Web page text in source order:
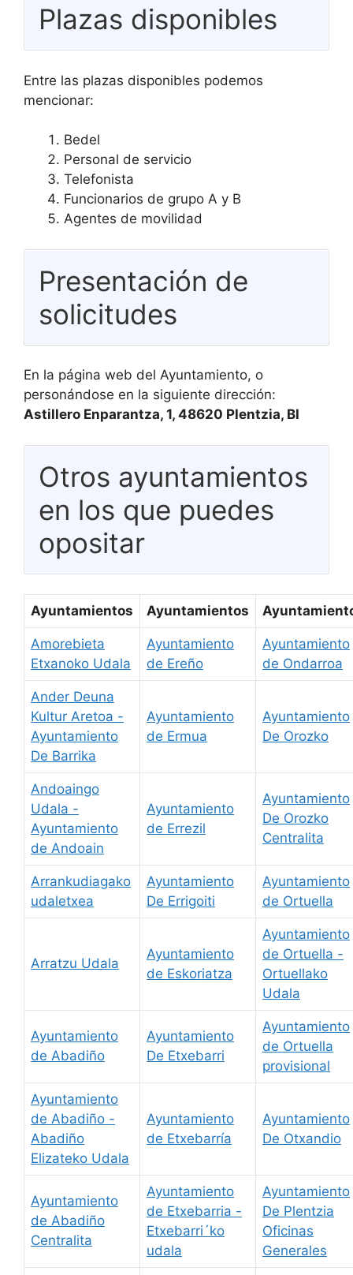
Plazas disponibles
Entre las plazas disponibles podemos
mencionar:
Bedel
Personal de servicio
Telefonista
Funcionarios de grupo A y B
Agentes de movilidad
Presentación de
solicitudes
En la página web del Ayuntamiento, o
personándose en la siguiente dirección:
Astillero Enparantza, 1, 48620 Plentzia, BI
Otros ayuntamientos
en los que puedes
opositar
Ayuntamientos Ayuntamientos
Amorebieta
Etxanoko Udala
Ayuntamiento
de Ereño
Ayuntamiento
de Ondarroa
Ander Deuna
Kultur Aretoa -
Ayuntamiento
De Barrika
Ayuntamiento
de Ermua
Ayuntamiento
De Orozko
Andoaingo
Udala -
Ayuntamiento
de Andoain
Ayuntamiento
de Errezil
Ayuntamiento
De Orozko
Centralita
Arrankudiagako
udaletxea
Ayuntamiento
De Errigoiti
Ayuntamiento
de Ortuella
Arratzu Udala
Ayuntamiento
de Eskoriatza
Ayuntamiento
de Ortuella -
Ortuellako
Udala
Ayuntamiento
de Abadiño
Ayuntamiento
De Etxebarri
Ayuntamiento
de Ortuella
provisional
Ayuntamiento
de Abadiño -
Abadiño
Elizateko Udala
Ayuntamiento
de Etxebarría
Ayuntamiento
De Otxandio
Ayuntamiento
de Abadiño
Centralita
Ayuntamiento
de Etxebarria -
Etxebarri´ko
udala
Ayuntamiento
De Plentzia
Oficinas
Generales